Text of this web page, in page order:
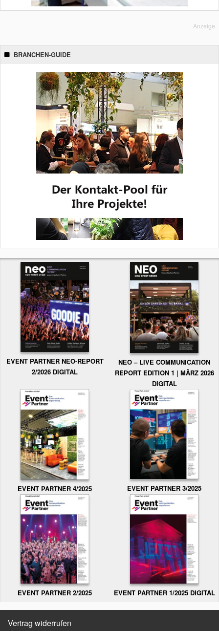
Anzeige
BRANCHEN-GUIDE
EVENT PARTNER NEO-REPORT
2/2026 DIGITAL
NEO – LIVE COMMUNICATION
REPORT EDITION 1 | MÄRZ 2026
DIGITAL
EVENT PARTNER 4/2025 EVENT PARTNER 3/2025
EVENT PARTNER 2/2025 EVENT PARTNER 1/2025 DIGITAL
Vertrag widerrufen